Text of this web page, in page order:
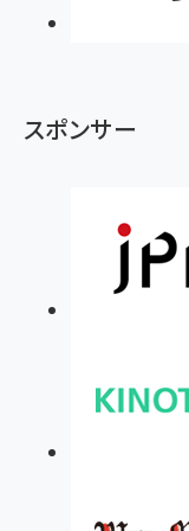
スポンサー